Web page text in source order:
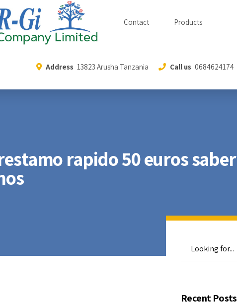
Address 13823 Arusha Tanzania Call us 0684624174
Contact Products
rapido 50 euros saber
Recent Posts